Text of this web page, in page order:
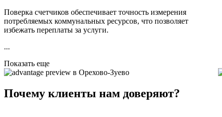
Поверка счетчиков обеспечивает точность измерения
потребляемых коммунальных ресурсов, что позволяет
избежать переплаты за услуги.
...
Показать еще
в Орехово-Зуево
Почему клиенты нам доверяют?